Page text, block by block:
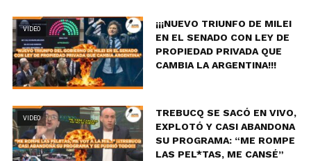
VIDEO
¡¡¡NUEVO TRIUNFO DE MILEI
EN EL SENADO CON LEY DE
PROPIEDAD PRIVADA QUE
CAMBIA LA ARGENTINA!!!
VIDEO
TREBUCQ SE SACÓ EN VIVO,
EXPLOTÓ Y CASI ABANDONA
SU PROGRAMA: “ME ROMPE
LAS PEL*TAS, ME CANSÉ”